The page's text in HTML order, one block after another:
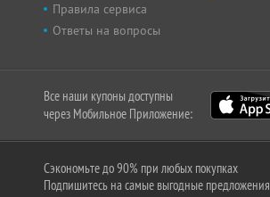
Правила сервиса
Ответы на вопросы
Все наши купоны доступны
через Мобильное Приложение:
Сэкономьте до 90% при любых покупках
Подпишитесь на самые выгодные предложения